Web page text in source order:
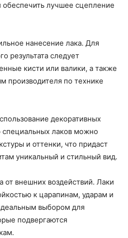
обеспечить лучшее сцепление
нанесение лака. Для
результата следует
кисти или валики, а также
производителя по технике
декоративных
лаков можно
и оттенки, что придаст
уникальный и стильный вид.
от внешних воздействий. Лаки
к царапинам, ударам и
выбором для
подвергаются